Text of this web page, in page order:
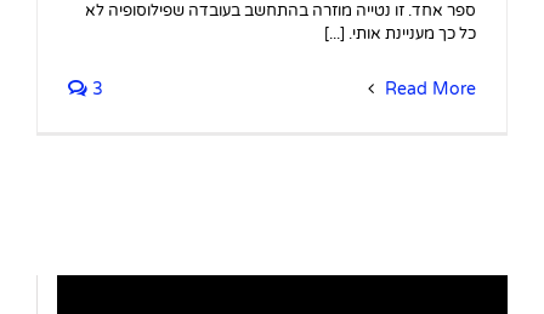
ספר אחד. זו נטייה מוזרה בהתחשב בעובדה שפילוסופיה לא
כל כך מעניינת אותי. [...]
Read More
3